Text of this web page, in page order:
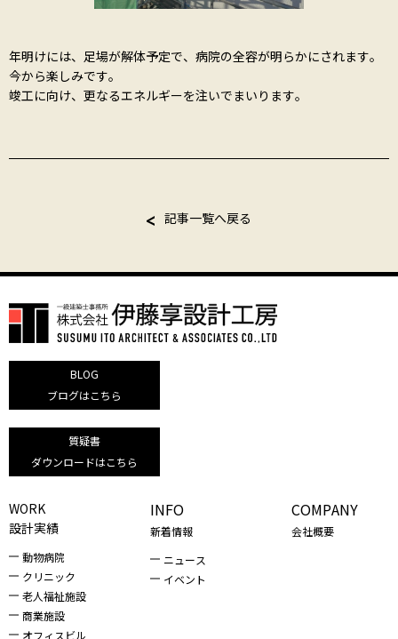
年明けには、足場が解体予定で、病院の全容が明らかにされます。
今から楽しみです。
竣工に向け、更なるエネルギーを注いでまいります。
記事一覧へ戻る
BLOG
ブログはこちら
質疑書
ダウンロードはこちら
WORK
設計実績
動物病院
クリニック
老人福祉施設
商業施設
オフィスビル
INFO
新着情報
ニュース
イベント
COMPANY
会社概要